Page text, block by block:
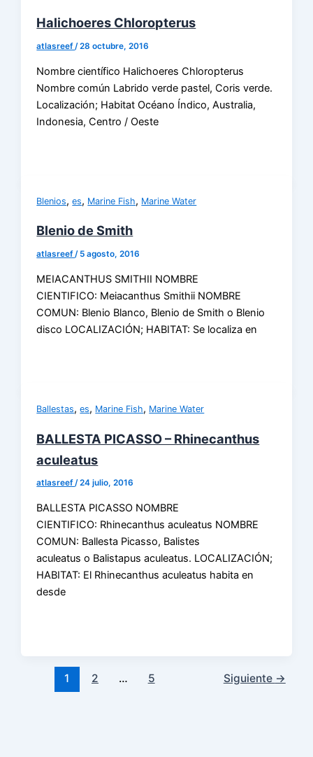
Halichoeres Chloropterus
atlasreef/28 octubre, 2016
Nombre científico Halichoeres Chloropterus
Nombre común Labrido verde pastel, Coris verde.
Localización; Habitat Océano Índico, Australia,
Indonesia, Centro / Oeste
Blenios,es, Marine Fish, Marine Water
Blenio de Smith
atlasreef/ 5 agosto, 2016
MEIACANTHUS SMITHII NOMBRE
CIENTIFICO: Meiacanthus Smithii NOMBRE
COMUN: Blenio Blanco, Blenio de Smith o Blenio
disco LOCALIZACIÓN; HABITAT: Se localiza en
Ballestas,es, Marine Fish, Marine Water
BALLESTA PICASSO – Rhinecanthus
aculeatus
atlasreef/24 julio, 2016
BALLESTA PICASSO NOMBRE
CIENTIFICO: Rhinecanthus aculeatus NOMBRE
COMUN: Ballesta Picasso, Balistes
aculeatus o Balistapus aculeatus. LOCALIZACIÓN;
HABITAT: El Rhinecanthus aculeatus habita en
desde
1 2 … 5 Siguiente →